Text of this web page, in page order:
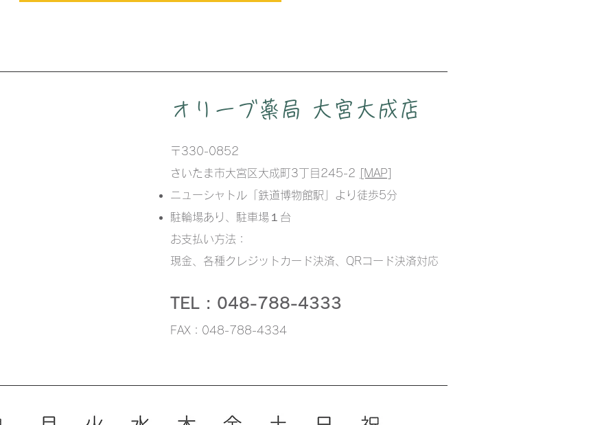
​オリーブ薬局 大宮大成店
〒330-0852
さいたま市大宮区大成町3丁目245-2
[MAP]
ニューシャトル「鉄道博物館駅」より徒歩5分
駐輪場あり、駐車場１台
お支払い方法：
現金、 各種クレジットカード決済、QRコード決済対応​
TEL : 048-788-4333
FAX：048-788-4334